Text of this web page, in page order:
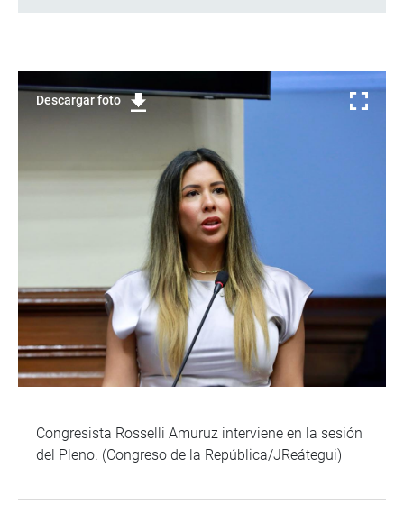
Descargar foto
Congresista Rosselli Amuruz interviene en la sesión
del Pleno. (Congreso de la República/JReátegui)